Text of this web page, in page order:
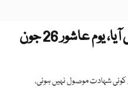
محرم الحرام کا چاند نظر نہیں آیا، یوم عاشور 26 جون
شہادت موصول نہیں ہوئی،